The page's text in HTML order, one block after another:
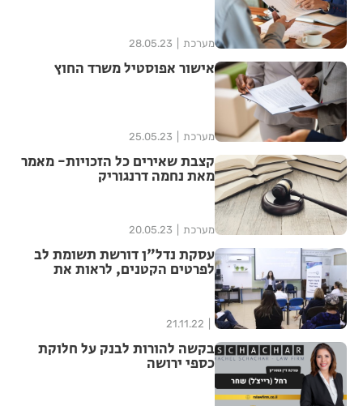
מערכת 28.05.23
אישור אפוסטיל משרד החוץ
מערכת 25.05.23
קצבת שאירים כל הזכויות- מאמר
מאת נחמה דרנגוריק
מערכת 20.05.23
עסקת נדל"ן דורשת תשומת לב
לפרטים הקטנים, לראות את
מרוצים
21.11.22
בקשה להורות לבנק על חלוקת
כספי ירושה